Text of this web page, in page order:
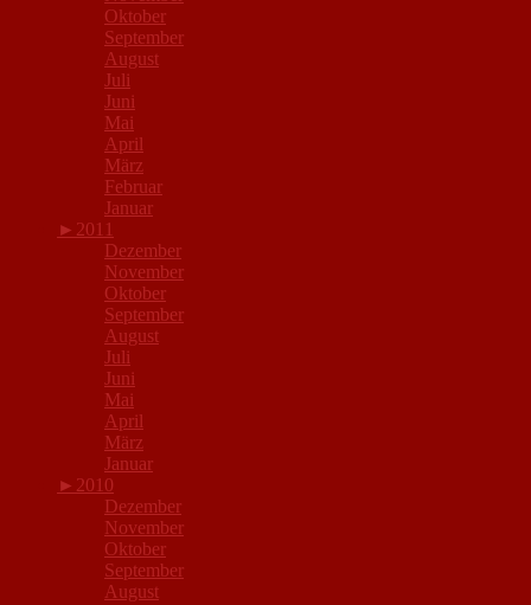
Oktober
September
August
Juli
Juni
Mai
April
März
Februar
Januar
► 2011
Dezember
November
Oktober
September
August
Juli
Juni
Mai
April
März
Januar
► 2010
Dezember
November
Oktober
September
August